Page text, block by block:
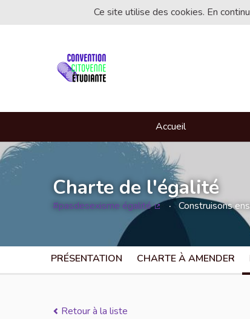
Ce site utilise des cookies. En
Accueil
Charte de l'égalité
#pasdesexisme égalité Construisons
PRÉSENTATION CHARTE À AMENDER
Retour à la liste